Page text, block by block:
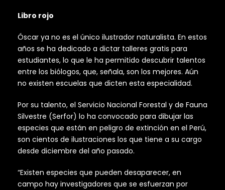
Libro rojo
Óscar ya no es el único ilustrador naturalista. En estos
años se ha dedicado a dictar talleres gratis para
estudiantes, lo que le ha permitido descubrir talentos
entre los biólogos, que, señala, son los mejores. Aún
no existen escuelas que dicten esta especialidad.
Por su talento, el Servicio Nacional Forestal y de Fauna
Silvestre (Serfor) lo ha convocado para dibujar las
especies que están en peligro de extinción en el Perú,
son cientos de ilustraciones los que tiene a su cargo
desde diciembre del año pasado.
“Existen especies que pueden desaparecer, en
campo hay investigadores que se esfuerzan por